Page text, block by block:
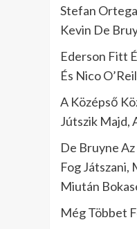
Stefan
Kevin De
Ederson Fitt
És Nico
A Középső
Jútszik Majd,
De Bruyne
Fog Játszani,
Miután
Még Többet